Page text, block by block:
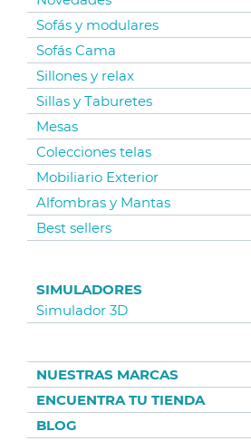
Sofás y modulares
Sofás Cama
Sillones y relax
Sillas y Taburetes
Mesas
Colecciones telas
Mobiliario Exterior
Alfombras y Mantas
Best sellers
SIMULADORES
Simulador 3D
NUESTRAS MARCAS
ENCUENTRA TU TIENDA
BLOG